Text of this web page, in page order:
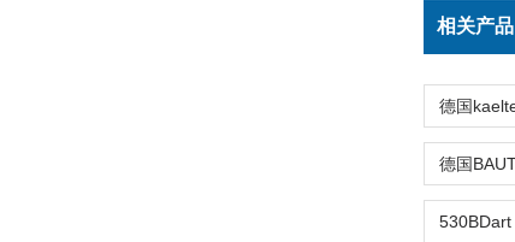
相关产品